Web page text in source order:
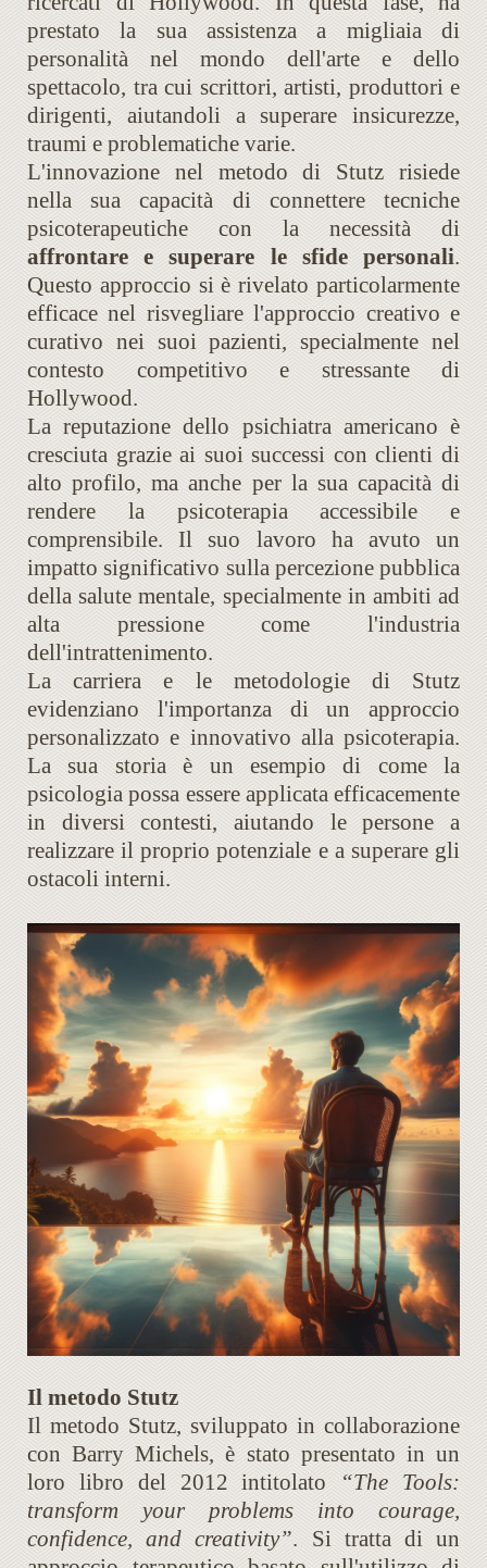
prestato la sua assistenza a migliaia di
personalità nel mondo dell'arte e dello
spettacolo, tra cui scrittori, artisti, produttori e
dirigenti, aiutandoli a superare insicurezze,
traumi e problematiche varie.
L'innovazione nel metodo di Stutz risiede
nella sua capacità di connettere tecniche
psicoterapeutiche con la necessità di
affrontare e superare le sfide personali.
Questo approccio si è rivelato particolarmente
efficace nel risvegliare l'approccio creativo e
curativo nei suoi pazienti, specialmente nel
contesto competitivo e stressante di
Hollywood.
La reputazione dello psichiatra americano è
cresciuta grazie ai suoi successi con clienti di
alto profilo, ma anche per la sua capacità di
rendere la psicoterapia accessibile e
comprensibile. Il suo lavoro ha avuto un
impatto significativo sulla percezione pubblica
della salute mentale, specialmente in ambiti ad
alta pressione come l'industria
dell'intrattenimento.
La carriera e le metodologie di Stutz
evidenziano l'importanza di un approccio
personalizzato e innovativo alla psicoterapia.
La sua storia è un esempio di come la
psicologia possa essere applicata efficacemente
in diversi contesti, aiutando le persone a
realizzare il proprio potenziale e a superare gli
ostacoli interni.
Il metodo Stutz
Il metodo Stutz, sviluppato in collaborazione
con Barry Michels, è stato presentato in un
loro libro del 2012 intitolato
“The Tools:
transform your problems into courage,
confidence, and creativity”. Si tratta di un